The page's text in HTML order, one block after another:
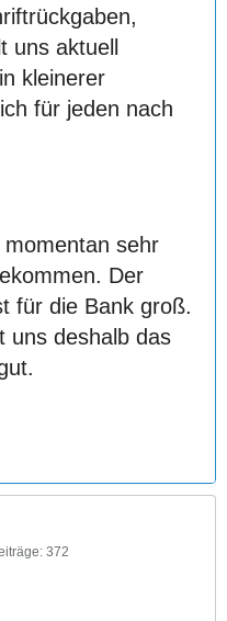
uns aktuell
kleinerer
für jeden nach
sehr
Der
für die Bank groß.
uns deshalb das
372